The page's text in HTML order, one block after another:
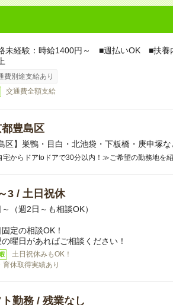
未経験：時給1400円～ ■週払いOK ■扶
費別途支給あり
交通費全額支給
豊島区
区】巣鴨・目白・北池袋・下板橋・庚申塚な
からドアtoドアで30分以内！≫ご希望の勤務地を紹
3 / 土日祝休
（週2日～も相談OK）
定の相談OK！
曜日があればご相談ください！
土日祝休みもOK！
育休取得実績あり
ト勤務 / 残業なし